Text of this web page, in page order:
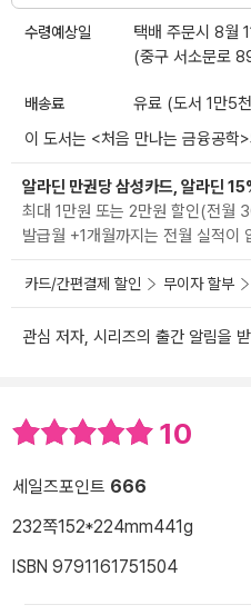
수령예상일
택배 주문시 8월
(중구 서소문로
배송료
유료 (도서 1만5
이 도서는 <처음 만나는 금융공학
알라딘 만권당 삼성카드, 알라딘
최대 1만원 또는 2만원 할인(전월
발급월 +1개월까지는 전월 실적이
카드/간편결제 할인 무이자 할부
관심 저자, 시리즈의 출간 알림을
10
세일즈포인트 666
232쪽152*224mm441g
ISBN 9791161751504